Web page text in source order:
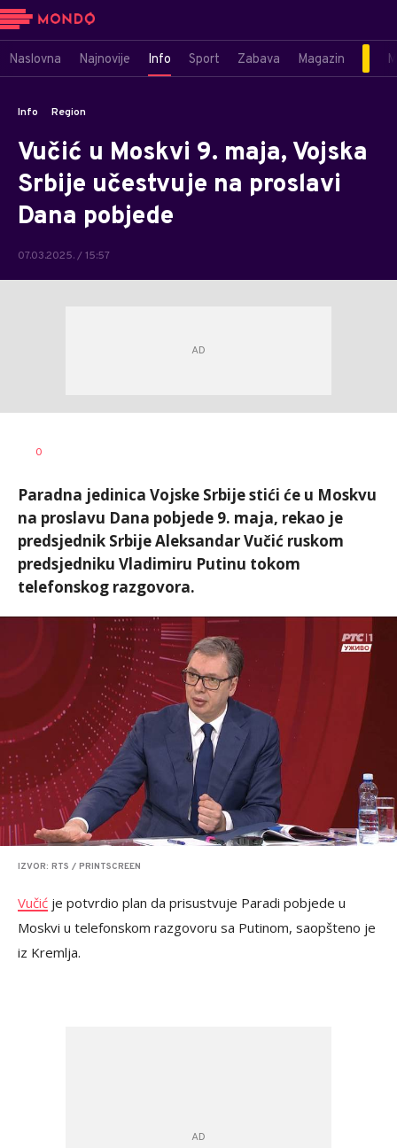
Naslovna Najnovije Info Sport Zabava Magazin
Info Region
Vučić u Moskvi 9. maja, Vojska
Srbije učestvuje na proslavi
Dana pobjede
07.03.2025. / 15:57
AUTOR
0
Paradna jedinica Vojske Srbije stići će u Moskvu
na proslavu Dana pobjede 9. maja, rekao je
predsjednik Srbije Aleksandar Vučić ruskom
predsjedniku Vladimiru Putinu tokom
telefonskog razgovora.
IZVOR: RTS / PRINTSCREEN
Vučić je potvrdio plan da prisustvuje Paradi pobjede u
Moskvi u telefonskom razgovoru sa Putinom, saopšteno je
iz Kremlja.